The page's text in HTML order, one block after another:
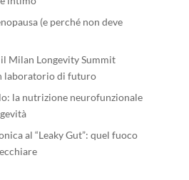
(e perché non deve
Milan Longevity Summit
laboratorio di futuro
la nutrizione neurofunzionale
al “Leaky Gut”: quel fuoco